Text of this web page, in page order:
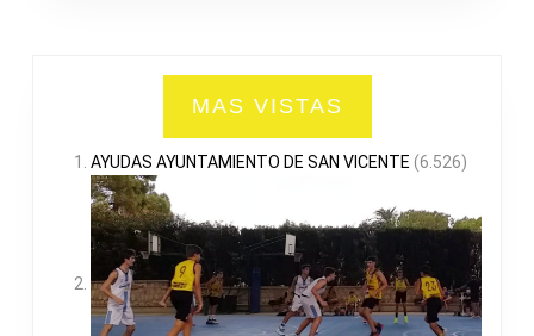
MAS VISTAS
AYUDAS AYUNTAMIENTO DE SAN VICENTE (6.526)